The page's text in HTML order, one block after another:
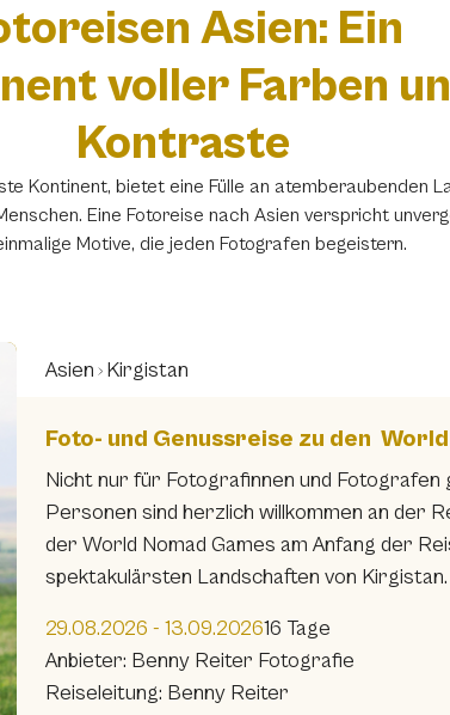
Asien: Ein
voller Farben
Kontraste
Kontinent, bietet eine Fülle an atemberaubenden
Eine Fotoreise nach Asien verspricht
Motive, die jeden Fotografen begeistern.
Asien Kirgistan
Foto- und Genussreise zu den
Nicht nur für Fotografinnen und
Personen sind herzlich willkommen an der
der World Nomad Games am Anfang der
spektakulärsten Landschaften von Kirgistan.
29.08.2026 - 13.09.202616 Tage
Anbieter: Benny Reiter Fotografie
Reiseleitung: Benny Reiter